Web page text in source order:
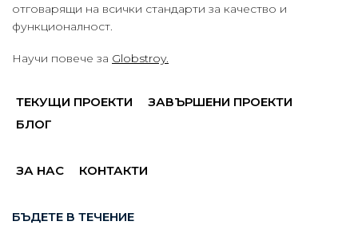
отговарящи на всички стандарти за качество и
функционалност.
Научи повече за Globstroy.
ТЕКУЩИ ПРОЕКТИ
ЗАВЪРШЕНИ ПРОЕКТИ
БЛОГ
ЗА НАС КОНТАКТИ
БЪДЕТЕ В ТЕЧЕНИЕ